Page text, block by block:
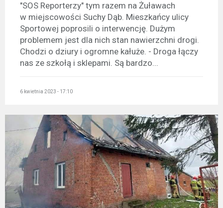
"SOS Reporterzy" tym razem na Żuławach
w miejscowości Suchy Dąb. Mieszkańcy ulicy
Sportowej poprosili o interwencję. Dużym
problemem jest dla nich stan nawierzchni drogi.
Chodzi o dziury i ogromne kałuże. - Droga łączy
nas ze szkołą i sklepami. Są bardzo...
6 kwietnia 2023 - 17:10